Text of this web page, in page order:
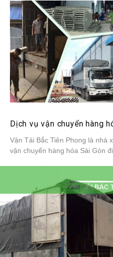
Dịch vụ vận chuyển hàng
Vận Tải Bắc Tiên Phong là nhà
vận chuyển hàng hóa Sài Gòn